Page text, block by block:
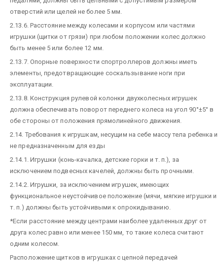
отверстий или щелей не более 5 мм.
2.13.6. Расстояние между колесами и корпусом или частями
игрушки (щитки от грязи) при любом положении колес должно
быть менее 5 или более 12 мм.
2.13.7. Опорные поверхности спортроллеров должны иметь
элементы, предотвращающие соскальзывание ноги при
эксплуатации.
2.13.8. Конструкция рулевой колонки двухколесных игрушек
должна обеспечивать поворот переднего колеса на угол 90°±5° в
обе стороны от положения прямолинейного движения.
2.14. Требования к игрушкам, несущим на себе массу тела ребенка и
не предназначенным для езды
2.14.1. Игрушки (конь-качалка, детские горки и т. п.), за
исключением подвесных качелей, должны быть прочными.
2.14.2. Игрушки, за исключением игрушек, имеющих
функциональное неустойчивое положение (мячи, мягкие игрушки и
т. п.) должны быть устойчивыми к опрокидыванию.
*Если расстояние между центрами наиболее удаленных друг от
друга колес равно или менее 150 мм, то такие колеса считают
одним колесом.
Расположение щитков в игрушках с цепной передачей